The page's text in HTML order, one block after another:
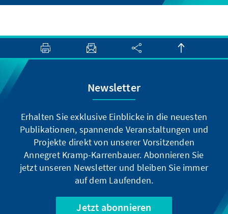
Newsletter
Erhalten Sie exklusive Einblicke in die neuesten
Publikationen, spannende Veranstaltungen und
Projekte direkt von unserer Vorsitzenden
Annegret Kramp-Karrenbauer. Abonnieren Sie
jetzt unseren Newsletter und bleiben Sie immer
auf dem Laufenden.
Jetzt abonnieren